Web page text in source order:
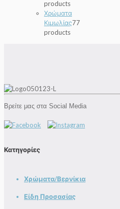
products
Χρώματα
Κιμωλίας77
products
Βρείτε μας στα Social Media
Κατηγορίες
Χρώματα/Βερνίκια
Είδη Προσασίας